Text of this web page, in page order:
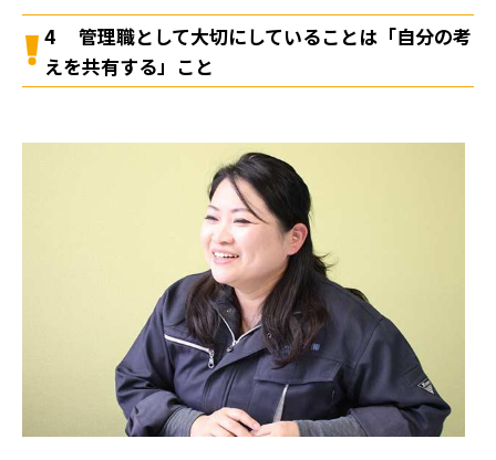
4 管理職として大切にしていることは「自分の考
えを共有する」こと